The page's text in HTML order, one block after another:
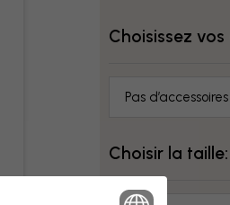
Choisissez vos
Pas d’accessoires
Choisir la taille: